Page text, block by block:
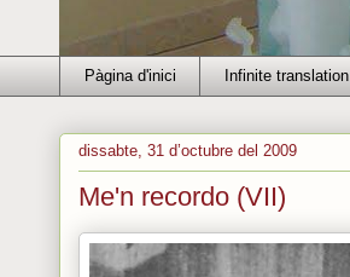
Pàgina d'inici Infinite translation
dissabte, 31 d’octubre del 2009
Me'n recordo (VII)